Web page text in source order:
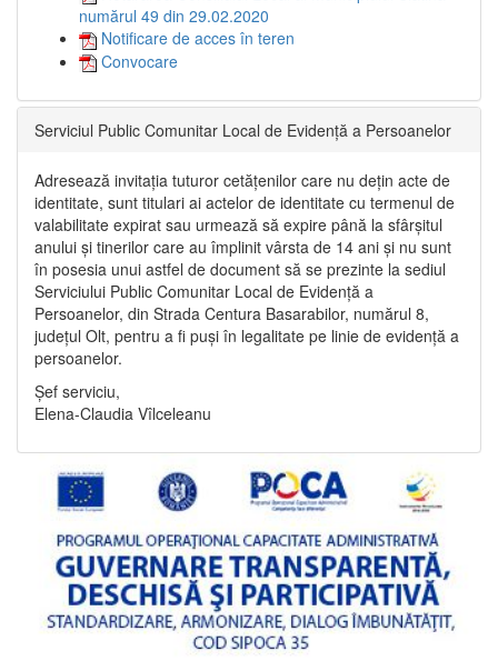
numărul 49 din 29.02.2020
Notificare de acces în teren
Convocare
Serviciul Public Comunitar Local de Evidență a Persoanelor
Adresează invitația tuturor cetățenilor care nu dețin acte de
identitate, sunt titulari ai actelor de identitate cu termenul de
valabilitate expirat sau urmează să expire până la sfârșitul
anului și tinerilor care au împlinit vârsta de 14 ani și nu sunt
în posesia unui astfel de document să se prezinte la sediul
Serviciului Public Comunitar Local de Evidență a
Persoanelor, din Strada Centura Basarabilor, numărul 8,
județul Olt, pentru a fi puși în legalitate pe linie de evidență a
persoanelor.
Șef serviciu,
Elena-Claudia Vîlceleanu